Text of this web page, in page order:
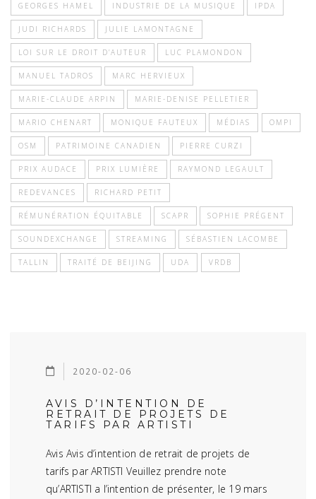
GEORGES HAMEL INDUSTRIE DE LA MUSIQUE IPDA
JUDI RICHARDS JULIE LAMONTAGNE
LOI SUR LE DROIT D’AUTEUR LUC PLAMONDON
MANUEL TADROS MARC HERVIEUX
MARIE-CLAUDE ARPIN MARIE-DENISE PELLETIER
MARIO CHENART MONIQUE FAUTEUX MÉDIAS OMPI
OSM PATRIMOINE CANADIEN PIERRE CURZI
PRIX AUDACE PRIX LUMIÈRE RAYMOND LEGAULT
REDEVANCES RICHARD PETIT
RÉMUNÉRATION ÉQUITABLE SCAPR SOPHIE PRÉGENT
SOUNDEXCHANGE STREAMING SÉBASTIEN LACOMBE
TALLIN TRAITÉ DE BEIJING UDA VRDB
2020-02-06
AVIS D’INTENTION DE
RETRAIT DE PROJETS DE
TARIFS PAR ARTISTI
Avis Avis d’intention de retrait de projets de
tarifs par ARTISTI Veuillez prendre note
qu’ARTISTI a l’intention de présenter, le 19 mars